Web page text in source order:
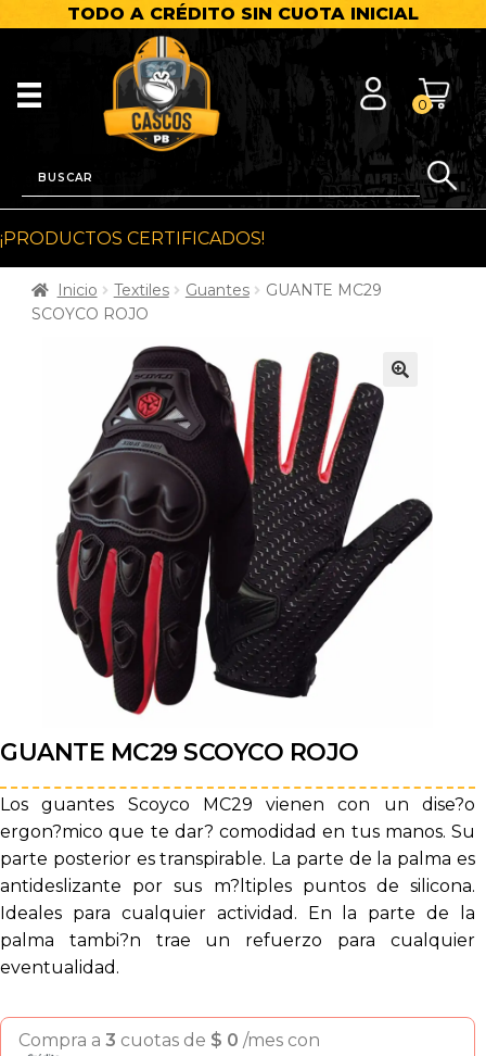
TODO A CRÉDITO SIN CUOTA INICIAL
0
¡PRODUCTOS CERTIFICADOS!
Inicio Textiles Guantes
GUANTE MC29
SCOYCO ROJO
GUANTE MC29 SCOYCO ROJO
Los guantes Scoyco MC29 vienen con un dise?o
ergon?mico que te dar? comodidad en tus manos. Su
parte posterior es transpirable. La parte de la palma es
antideslizante por sus m?ltiples puntos de silicona.
Ideales para cualquier actividad. En la parte de la
palma tambi?n trae un refuerzo para cualquier
eventualidad.
Compra a 3 cuotas de $ 0 /mes con